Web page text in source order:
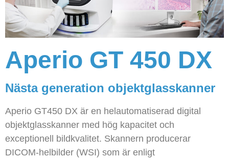
Aperio GT 450 DX
Nästa generation objektglasskanner
Aperio GT450 DX är en helautomatiserad digital
objektglasskanner med hög kapacitet och
exceptionell bildkvalitet. Skannern producerar
DICOM-helbilder (WSI) som är enligt